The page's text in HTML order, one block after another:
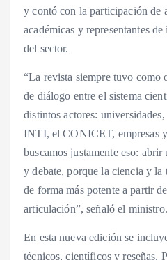
y contó con la participación de
académicas y representantes
del sector.
“La revista siempre tuvo como
de diálogo entre el sistema
distintos actores:
INTI, el CONICET, empresas
buscamos justamente eso:
y debate, porque la ciencia y la
de forma más potente a partir
articulación”, señaló el ministro.
En esta nueva edición se
técnicos, científicos y reseñas.